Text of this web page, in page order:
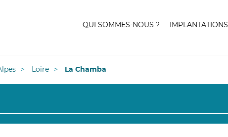
QUI SOMMES-NOUS ? IMPLANTATIONS
Loire La Chamba